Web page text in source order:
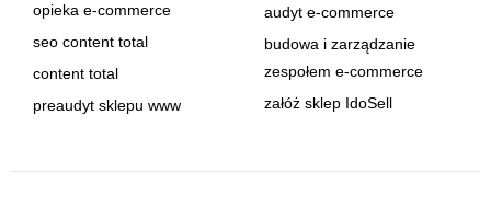
opieka e-commerce
seo content total
content total
preaudyt sklepu www
audyt e-commerce
budowa i zarządzanie
zespołem e-commerce
załóż sklep IdoSell